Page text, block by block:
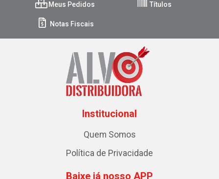
Meus Pedidos Títulos
Notas Fiscais
Institucional
Quem Somos
Política de Privacidade
Baixe já nosso APP